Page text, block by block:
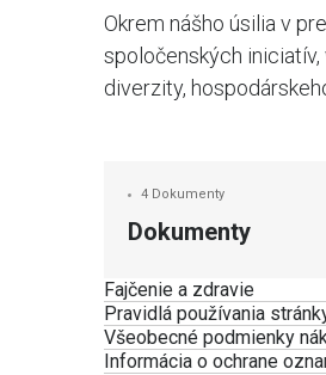
Okrem nášho úsilia v
spoločenských
diverzity,
4 Dokumenty
Dokumenty
Fajčenie a zdravie
Pravidlá používania
Všeobecné podmienky
Informácia o ochrane